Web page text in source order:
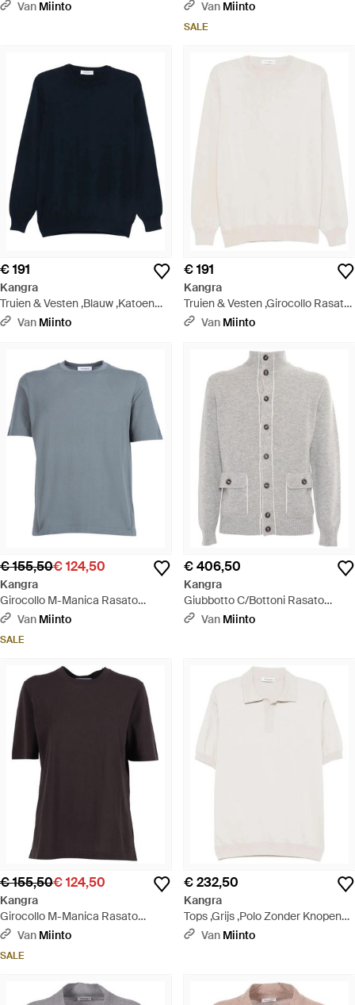
Van Miinto Calato - Paars
Van Miinto
SALE
€ 191
Kangra
Truien & Vesten ,Blauw ,Katoen
Girocollo Rasato Calato - Blauw
Van Miinto
€ 191
Kangra
Truien & Vesten ,Girocollo Rasato
Calato - Wit
Van Miinto
€ 155,50€ 124,50
Kangra
Girocollo M-Manica Rasato
Calato - Grijs
Van Miinto
SALE
€ 406,50
Kangra
Giubbotto C/Bottoni Rasato
Calato Con Tasche - Grijs
Van Miinto
€ 155,50€ 124,50
Kangra
Girocollo M-Manica Rasato
Calato - Zwart
Van Miinto
SALE
€ 232,50
Kangra
Tops ,Grijs ,Polo Zonder Knopen
Rasato Calato - Wit
Van Miinto